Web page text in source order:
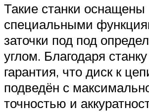
Такие станки оснащены
специальными
заточки под под
углом. Благодаря
гарантия, что диск к
подведён с
точностью и